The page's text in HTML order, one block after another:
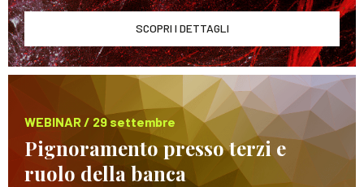
SCOPRI I DETTAGLI
WEBINAR / 29 settembre
Pignoramento presso terzi e
ruolo della banca